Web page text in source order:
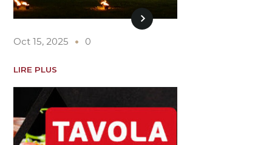
Oct 15, 2025 0
LIRE PLUS